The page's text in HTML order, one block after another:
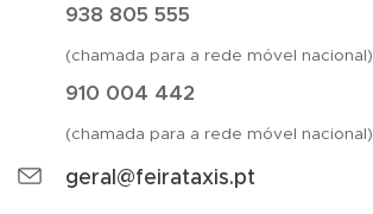
938 805 555
(chamada para a rede móvel nacional)
910 004 442
(chamada para a rede móvel nacional)
geral@feirataxis.pt